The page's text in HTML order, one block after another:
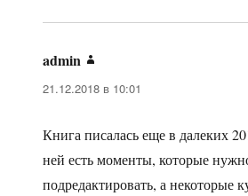
admin
21.12.2018 в 10:01
Книга писалась еще в далеких
ней есть моменты, которые
подредактировать, а некоторые